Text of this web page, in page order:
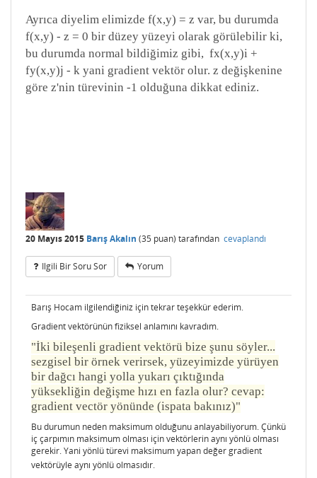
Ayrıca diyelim elimizde f(x,y) = z var, bu durumda
f(x,y) - z = 0 bir düzey yüzeyi olarak görülebilir ki,
bu durumda normal bildiğimiz gibi, fx(x,y)i +
fy(x,y)j - k yani gradient vektör olur. z değişkenine
göre z'nin türevinin -1 olduğuna dikkat ediniz.
20 Mayıs 2015 Barış Akalın (35 puan) tarafından cevaplandı
Ilgili Bir Soru Sor Yorum
Barış Hocam ilgilendiğiniz için tekrar teşekkür ederim.
Gradient vektörünün fiziksel anlamını kavradım.
"İki bileşenli gradient vektörü bize şunu söyler...
sezgisel bir örnek verirsek, yüzeyimizde yürüyen
bir dağcı hangi yolla yukarı çıktığında
yüksekliğin değişme hızı en fazla olur? cevap:
gradient vectör yönünde (ispata bakınız)"
Bu durumun neden maksimum olduğunu anlayabiliyorum. Çünkü
iç çarpımın maksimum olması için vektörlerin aynı yönlü olması
gerekir. Yani yönlü türevi maksimum yapan değer gradient
vektörüyle aynı yönlü olmasıdır.